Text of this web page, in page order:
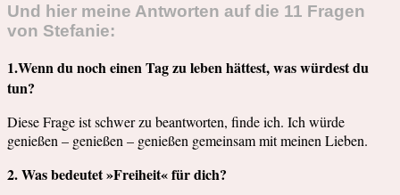
Und hier meine Antworten auf die 11 Fragen
von Stefanie:
1.Wenn du noch einen Tag zu leben hättest, was würdest du
tun?
Diese Frage ist schwer zu beantworten, finde ich. Ich würde
genießen – genießen – genießen gemeinsam mit meinen Lieben.
2. Was bedeutet »Freiheit« für dich?